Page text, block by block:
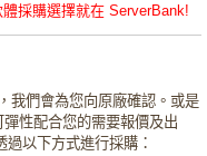
採購選擇就在 ServerBank!
我們會為您向原廠確認。或是
性配合您的需要報價及出
以下方式進行採購：